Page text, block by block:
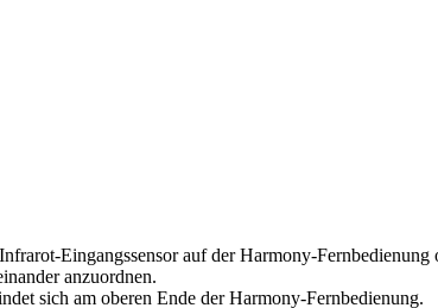
Eingangssensor auf der Harmony-
anzuordnen.
sich am oberen Ende der Harmony-Fernbedienung.